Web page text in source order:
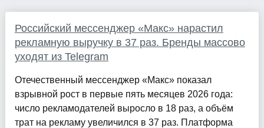
Российский мессенджер «Макс» нарастил
рекламную выручку в 37 раз. Бренды массово
уходят из Telegram
Отечественный мессенджер «Макс» показал
взрывной рост в первые пять месяцев 2026 года:
число рекламодателей выросло в 18 раз, а объём
трат на рекламу увеличился в 37 раз. Платформа